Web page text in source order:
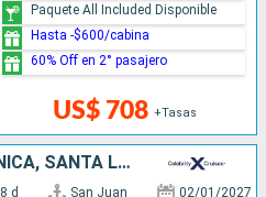
US$ 708 +Tasas
Paquete All Included Disponible
Hasta -$600/cabina
60% Off en 2° pasajero
ESTADOS UNIDOS, DOMINICA, SANTA LUCIA, BARBADOS, PUERTO RICO
8 d San Juan 02/01/2027